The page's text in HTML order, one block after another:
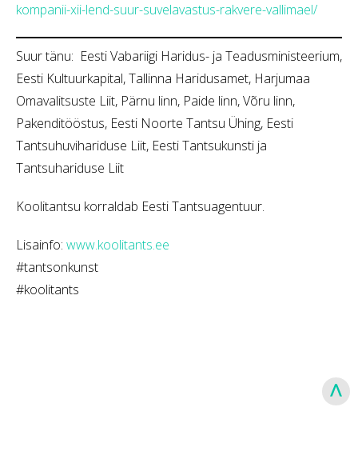
kompanii-xii-lend-suur-suvelavastus-rakvere-vallimael/
Suur tänu: Eesti Vabariigi Haridus- ja Teadusministeerium,
Eesti Kultuurkapital, Tallinna Haridusamet, Harjumaa
Omavalitsuste Liit, Pärnu linn, Paide linn, Võru linn,
Pakenditööstus, Eesti Noorte Tantsu Ühing, Eesti
Tantsuhuvihariduse Liit, Eesti Tantsukunsti ja
Tantsuhariduse Liit
Koolitantsu korraldab Eesti Tantsuagentuur.
Lisainfo: www.koolitants.ee
#tantsonkunst
#koolitants
>